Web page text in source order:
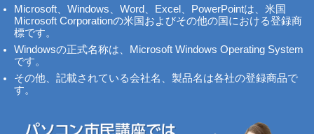
Microsoft、Windows、Word、Excel、PowerPointは、米国
Microsoft Corporationの米国およびその他の国における登録商
標です。
Windowsの正式名称は、Microsoft Windows Operating System
です。
その他、記載されている会社名、製品名は各社の登録商品で
す。